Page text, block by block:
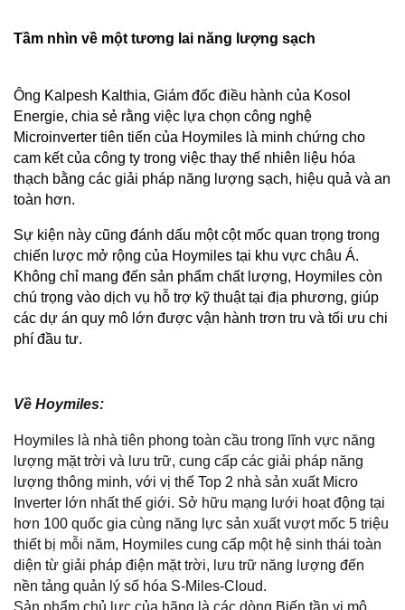
Tầm nhìn về một tương lai năng lượng sạch
Ông Kalpesh Kalthia, Giám đốc điều hành của Kosol
Energie, chia sẻ rằng việc lựa chọn công nghệ
Microinverter tiên tiến của Hoymiles là minh chứng cho
cam kết của công ty trong việc thay thế nhiên liệu hóa
thạch bằng các giải pháp năng lượng sạch, hiệu quả và an
toàn hơn.
Sự kiện này cũng đánh dấu một cột mốc quan trọng trong
chiến lược mở rộng của Hoymiles tại khu vực châu Á.
Không chỉ mang đến sản phẩm chất lượng, Hoymiles còn
chú trọng vào dịch vụ hỗ trợ kỹ thuật tại địa phương, giúp
các dự án quy mô lớn được vận hành trơn tru và tối ưu chi
phí đầu tư.
Về Hoymiles:
Hoymiles là nhà tiên phong toàn cầu trong lĩnh vực năng
lượng mặt trời và lưu trữ, cung cấp các giải pháp năng
lượng thông minh, với vị thế Top 2 nhà sản xuất Micro
Inverter lớn nhất thế giới. Sở hữu mạng lưới hoạt động tại
hơn 100 quốc gia cùng năng lực sản xuất vượt mốc 5 triệu
thiết bị mỗi năm, Hoymiles cung cấp một hệ sinh thái toàn
diện từ giải pháp điện mặt trời, lưu trữ năng lượng đến
nền tảng quản lý số hóa S-Miles-Cloud.
Sản phẩm chủ lực của hãng là các dòng Biến tần vi mô